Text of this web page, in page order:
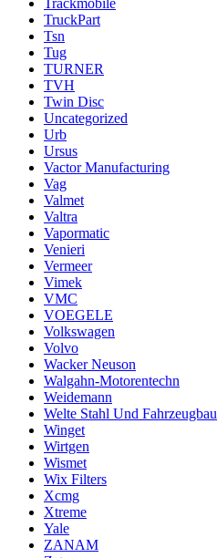
Trackmobile
TruckPart
Tsn
Tug
TURNER
TVH
Twin Disc
Uncategorized
Urb
Ursus
Vactor Manufacturing
Vag
Valmet
Valtra
Vapormatic
Venieri
Vermeer
Vimek
VMC
VOEGELE
Volkswagen
Volvo
Wacker Neuson
Walgahn-Motorentechn
Weidemann
Welte Stahl Und Fahrzeugbau
Winget
Wirtgen
Wismet
Wix Filters
Xcmg
Xtreme
Yale
ZANAM